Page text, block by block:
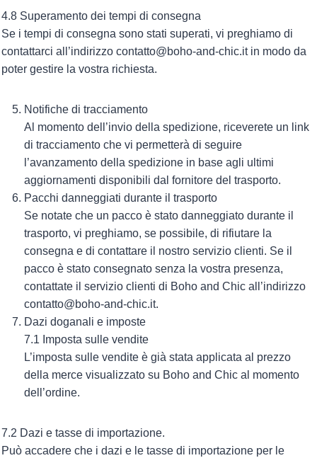
4.8 Superamento dei tempi di consegna
Se i tempi di consegna sono stati superati, vi preghiamo di
contattarci all’indirizzo contatto@boho-and-chic.it in modo da
poter gestire la vostra richiesta.
Notifiche di tracciamento
Al momento dell’invio della spedizione, riceverete un link
di tracciamento che vi permetterà di seguire
l’avanzamento della spedizione in base agli ultimi
aggiornamenti disponibili dal fornitore del trasporto.
Pacchi danneggiati durante il trasporto
Se notate che un pacco è stato danneggiato durante il
trasporto, vi preghiamo, se possibile, di rifiutare la
consegna e di contattare il nostro servizio clienti. Se il
pacco è stato consegnato senza la vostra presenza,
contattate il servizio clienti di Boho and Chic all’indirizzo
contatto@boho-and-chic.it.
Dazi doganali e imposte
7.1 Imposta sulle vendite
L’imposta sulle vendite è già stata applicata al prezzo
della merce visualizzato su Boho and Chic al momento
dell’ordine.
7.2 Dazi e tasse di importazione.
Può accadere che i dazi e le tasse di importazione per le